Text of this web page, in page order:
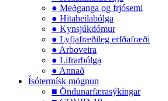
● Meðganga og frjósemi
● Hitaheilabólga
● Kynsjúkdómur
● Lyfjafræðileg erfðafræði
● Arboveira
● Lifrarbólga
● Annað
Ísótermísk mögnun
■ Öndunarfærasýkingar